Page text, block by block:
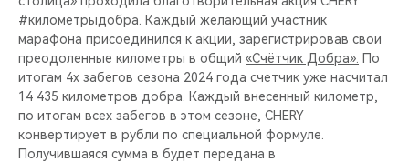
#километрыдобра. Каждый желающий участник
марафона присоединился к акции, зарегистрировав свои
преодоленные километры в общий «Счётчик Добра». По
итогам 4х забегов сезона 2024 года счетчик уже насчитал
14 435 километров добра. Каждый внесенный километр,
по итогам всех забегов в этом сезоне, CHERY
конвертирует в рубли по специальной формуле.
Получившаяся сумма в будет передана в